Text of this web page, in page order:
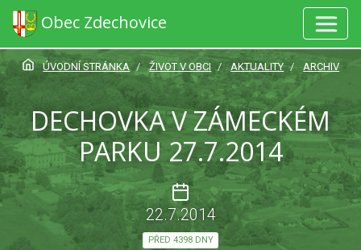
Obec Zdechovice
ÚVODNÍ STRÁNKA ŽIVOT V OBCI AKTUALITY ARCHIV
DECHOVKA V ZÁMECKÉM
PARKU 27.7.2014
22.7.2014
PŘED 4398 DNY